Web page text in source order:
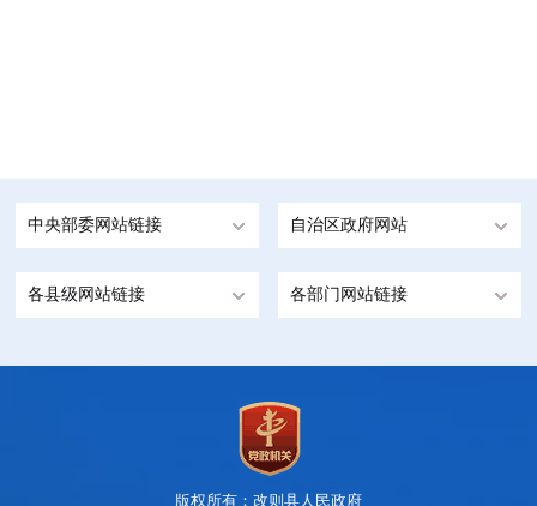
中央部委网站链接 自治区政府网站
各县级网站链接 各部门网站链接
版权所有：改则县人民政府